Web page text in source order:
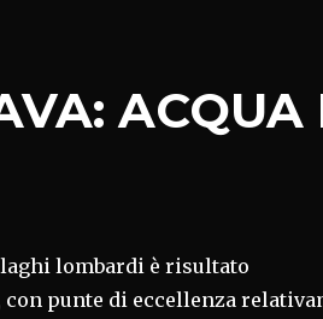
ACQUA
laghi lombardi è risultato
con punte di eccellenza